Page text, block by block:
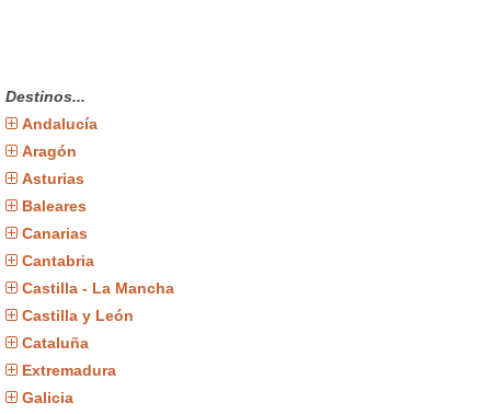
Destinos...
Andalucía
Aragón
Asturias
Baleares
Canarias
Cantabria
Castilla - La Mancha
Castilla y León
Cataluña
Extremadura
Galicia